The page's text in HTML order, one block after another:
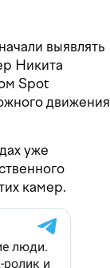
выявлять
Никита
Spot
движения
уже
камер.